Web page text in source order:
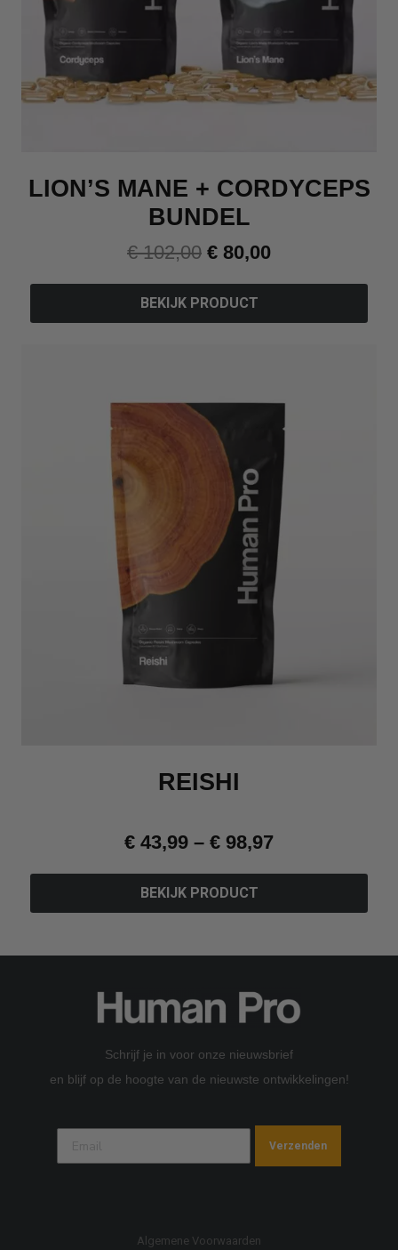
LION’S MANE + CORDYCEPS
BUNDEL
€102,00 € 80,00
BEKIJK PRODUCT
REISHI
€ 43,99 – € 98,97
BEKIJK PRODUCT
Schrijf je in voor onze nieuwsbrief
en blijf op de hoogte van de nieuwste ontwikkelingen!
Verzenden
Algemene Voorwaarden